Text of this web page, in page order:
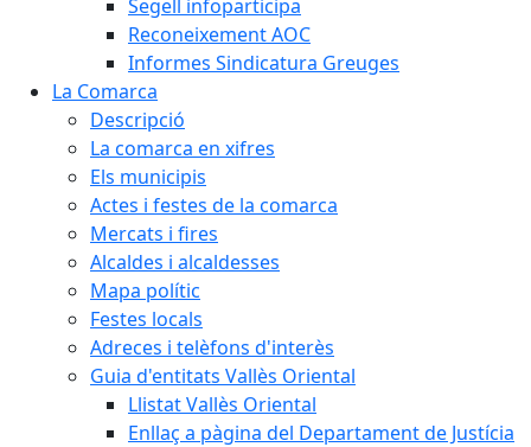
Segell infoparticipa
Reconeixement AOC
Informes Sindicatura Greuges
La Comarca
Descripció
La comarca en xifres
Els municipis
Actes i festes de la comarca
Mercats i fires
Alcaldes i alcaldesses
Mapa polític
Festes locals
Adreces i telèfons d'interès
Guia d'entitats Vallès Oriental
Llistat Vallès Oriental
Enllaç a pàgina del Departament de Justícia